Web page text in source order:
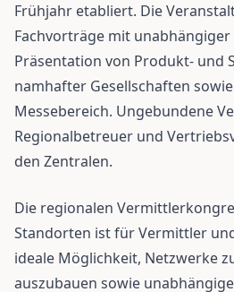
Frühjahr etabliert. Die
Fachvorträge mit
Präsentation von Produkt- und
namhafter Gesellschaften
Messebereich. Ungebundene
Regionalbetreuer und
den Zentralen.
Die regionalen
Standorten ist für Vermittler
ideale Möglichkeit, Netzwerke
auszubauen sowie